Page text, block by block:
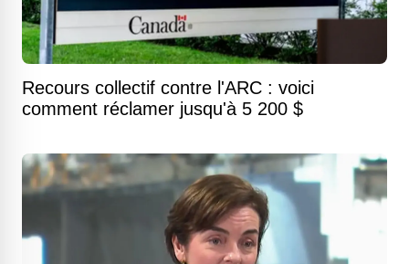
Recours collectif contre l'ARC : voici
comment réclamer jusqu'à 5 200 $